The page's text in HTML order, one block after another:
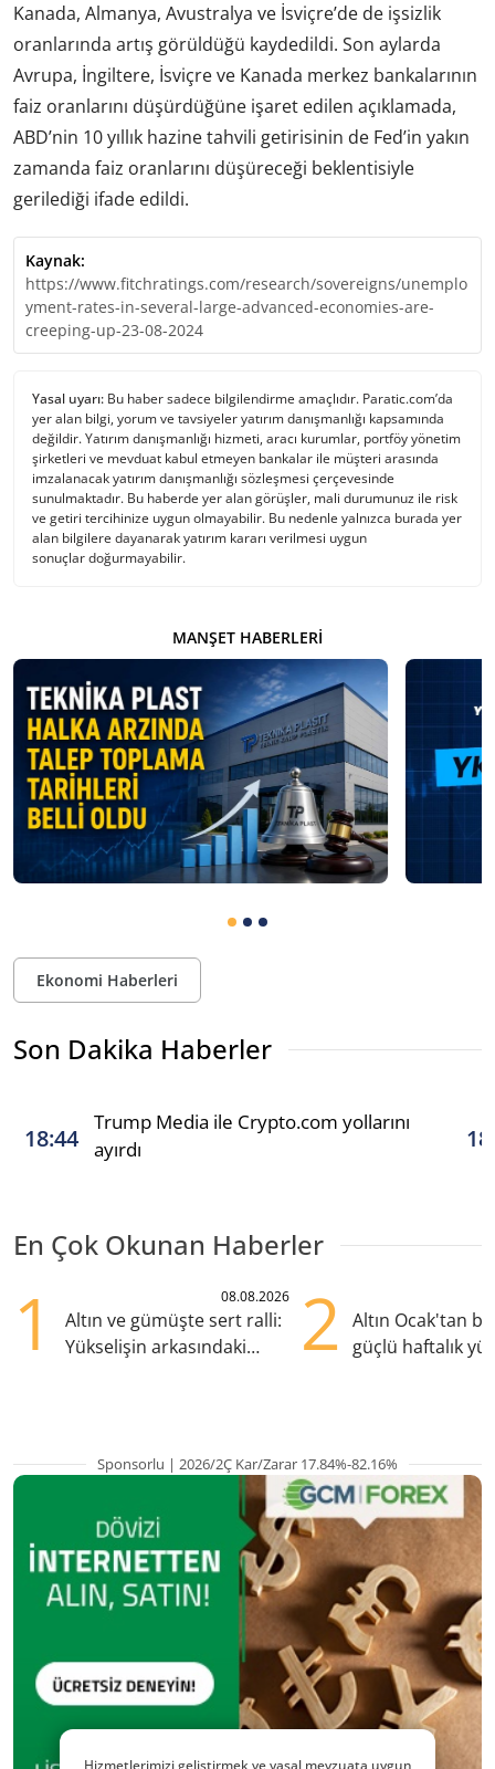
Kanada, Almanya, Avustralya ve İsviçre’de de işsizlik
oranlarında artış görüldüğü kaydedildi. Son aylarda
Avrupa, İngiltere, İsviçre ve Kanada merkez bankalarının
faiz oranlarını düşürdüğüne işaret edilen açıklamada,
ABD’nin 10 yıllık hazine tahvili getirisinin de Fed’in yakın
zamanda faiz oranlarını düşüreceği beklentisiyle
gerilediği ifade edildi.
Kaynak:
https://www.fitchratings.com/research/sovereigns/unemplo
yment-rates-in-several-large-advanced-economies-are-
creeping-up-23-08-2024
Yasal uyarı: Bu haber sadece bilgilendirme amaçlıdır. Paratic.com’da
yer alan bilgi, yorum ve tavsiyeler yatırım danışmanlığı kapsamında
değildir. Yatırım danışmanlığı hizmeti, aracı kurumlar, portföy yönetim
şirketleri ve mevduat kabul etmeyen bankalar ile müşteri arasında
imzalanacak yatırım danışmanlığı sözleşmesi çerçevesinde
sunulmaktadır. Bu haberde yer alan görüşler, mali durumunuz ile risk
ve getiri tercihinize uygun olmayabilir. Bu nedenle yalnızca burada yer
alan bilgilere dayanarak yatırım kararı verilmesi uygun
sonuçlar doğurmayabilir.
MANŞET HABERLERI
Ekonomi Haberleri
Son Dakika Haberler
18:44
Trump Media ile Crypto.com yollarını
ayırdı
En Çok Okunan Haberler
1 08.08.2026
Altın ve gümüşte sert ralli:
Yükselişin arkasındaki
2
Altın Ocak'tan
güçlü haftalık
Sponsorlu | 2026/2Ç Kar/Zarar 17.84%-82.16%
Hizmetlerimizi geliştirmek ve yasal mevzuata uygun